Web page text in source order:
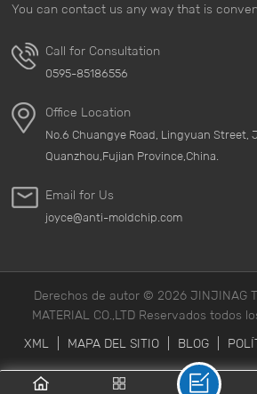
You can contact us any way that is
Call for Consultation
0595-85186556
Office Location
No.6 Chuangye Road, Lingyuan Street,
Quanzhou,Fujian Province,China.
Email for Us
joyce@anti-moldchip.com
Derechos de autor © 2026 JINJINAG
MATERIAL CO.,LTD Reservados todos
XML
MAPA DEL SITIO BLOG